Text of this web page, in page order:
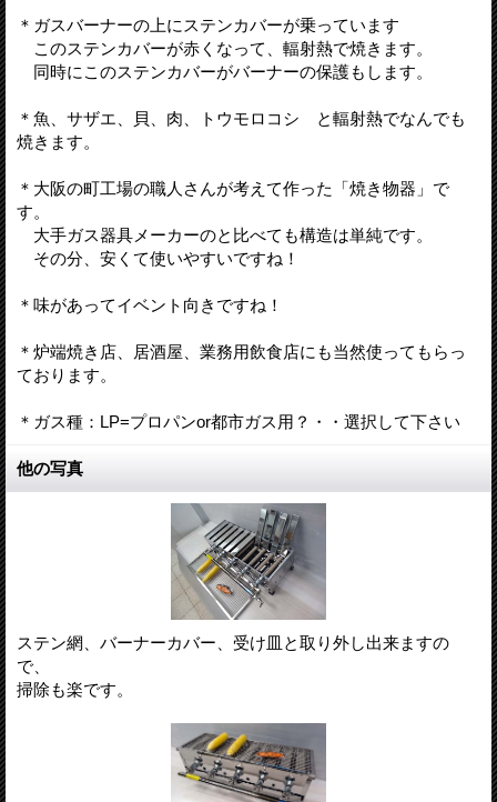
＊ガスバーナーの上にステンカバーが乗っています
このステンカバーが赤くなって、輻射熱で焼きます。
同時にこのステンカバーがバーナーの保護もします。
＊魚、サザエ、貝、肉、トウモロコシ と輻射熱でなんでも
焼きます。
＊大阪の町工場の職人さんが考えて作った「焼き物器」で
す。
大手ガス器具メーカーのと比べても構造は単純です。
その分、安くて使いやすいですね！
＊味があってイベント向きですね！
＊炉端焼き店、居酒屋、業務用飲食店にも当然使ってもらっ
ております。
＊ガス種：LP=プロパンor都市ガス用？・・選択して下さい
他の写真
ステン網、バーナーカバー、受け皿と取り外し出来ますの
で、
掃除も楽です。